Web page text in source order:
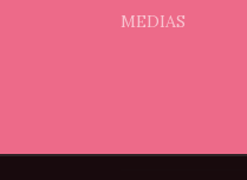
MEDIAS